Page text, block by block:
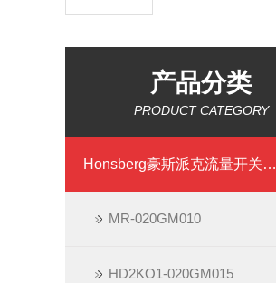
产品分类
PRODUCT CATEGORY
Honsberg豪斯派克流量开关流量计
MR-020GM010
HD2KO1-020GM015